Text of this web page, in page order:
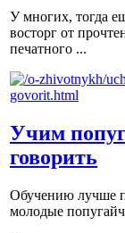
У многих, тогда
восторг от
печатного ...
Учим
говорить
Обучению лучше
молодые